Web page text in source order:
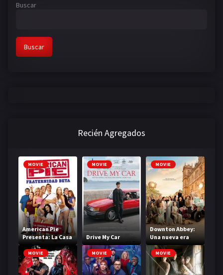
Buscar
Buscar
Recién Agregados
MOVIE
American Pie
Presenta: La Casa
Beta
MOVIE
Drive My Car
MOVIE
Downton Abbey:
Una nueva era
MOVIE MOVIE MOVIE